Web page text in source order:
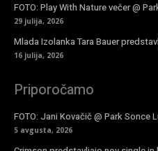
FOTO: Play With Nature večer @
29 julija, 2026
Mlada Izolanka Tara Bauer
16 julija, 2026
Priporočamo
FOTO: Jani Kovačič @ Park Sonce
5 avgusta, 2026